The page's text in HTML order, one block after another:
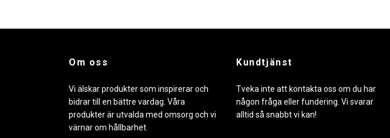
Om oss
Vi älskar produkter som inspirerar och
bidrar till en bättre vardag. Våra
produkter är utvalda med omsorg och vi
värnar om hållbarhet.
Kundtjänst
Tveka inte att kontakta oss om du har
någon fråga eller fundering. Vi svarar
alltid så snabbt vi kan!